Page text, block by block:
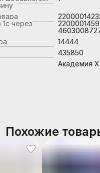
через
14444
435850
Академия
Похожие